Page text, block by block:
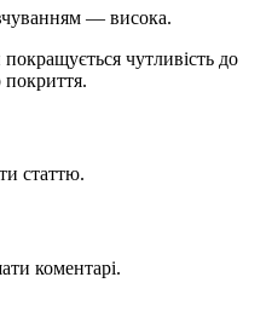
— висока.
чутливість до
покриття.
статтю.
коментарі.